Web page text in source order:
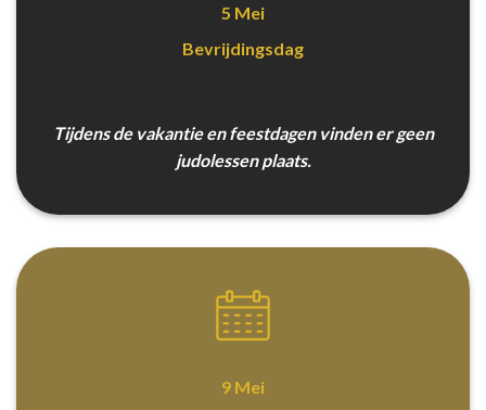
5 Mei
Bevrijdingsdag
Tijdens de vakantie en feestdagen vinden er geen
judolessen plaats.
9 Mei